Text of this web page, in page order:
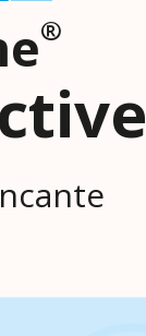
®